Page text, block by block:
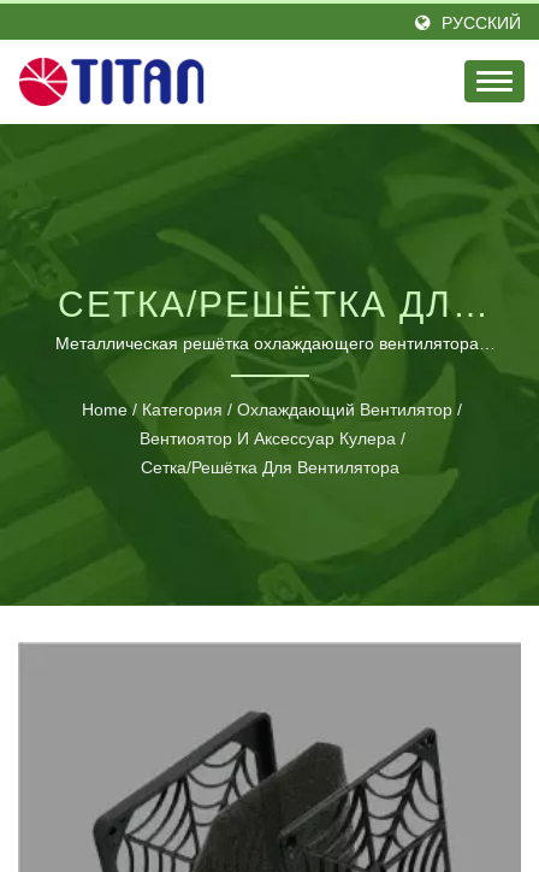
РУССКИЙ
СЕТКА/РЕШЁТКА ДЛЯ
ВЕНТИЛЯТОРА
Металлическая решётка охлаждающего вентилятора,
защиты от пыли. / Компания Titan основанна в 1989 году
в Тайване, является выдающимся лидером в области
охлаждения процессора с энтузиазмом и элитной
инженерной командой. Под лозунгом «Прохлада в
жизни» мы постоянно предоставляем инновационные
охлаждающие продукты, вдохновленные жизненными
Home / Категория / Охлаждающий Вентилятор /
Вентиоятор И Аксессуар Кулера /
Сетка/решётка Для Вентилятора